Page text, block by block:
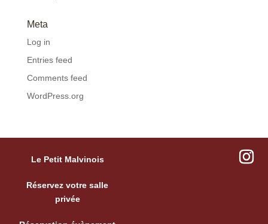
Meta
Log in
Entries feed
Comments feed
WordPress.org
Le Petit Malvinois
Réservez votre salle
privée